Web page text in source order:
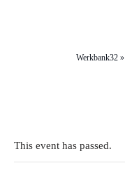
Werkbank32 »
This event has passed.